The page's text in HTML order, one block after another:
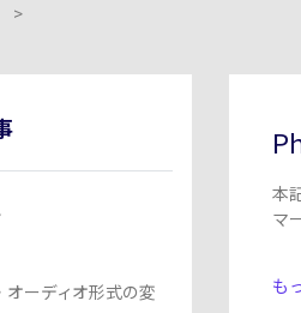
フォーム
>
オーディオ形式の変
本
マ
も